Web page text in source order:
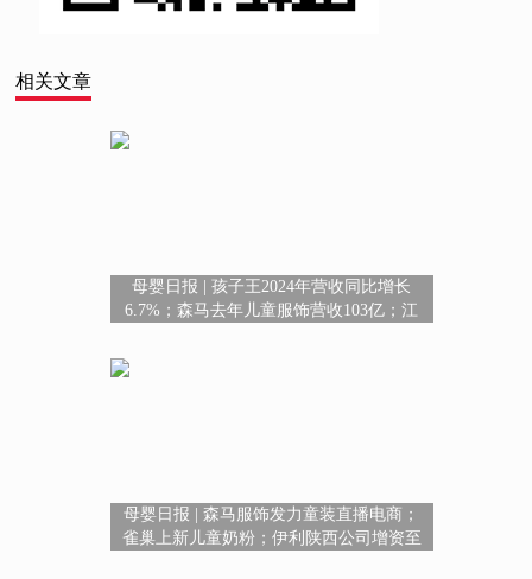
相关文章
母婴日报 | 孩子王2024年营收同比增长
6.7%；森马去年儿童服饰营收103亿；江
母婴日报 | 森马服饰发力童装直播电商；
雀巢上新儿童奶粉；伊利陕西公司增资至